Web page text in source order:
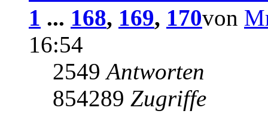
1 ... 168, 169, 170von
16:54
2549Antworten
854289 Zugriffe